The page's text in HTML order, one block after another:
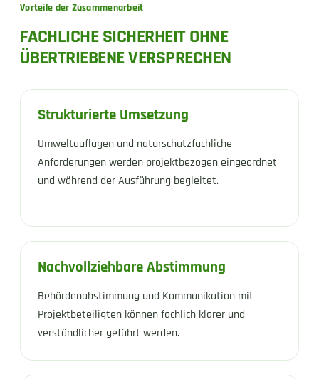
Vorteile der Zusammenarbeit
FACHLICHE SICHERHEIT OHNE
ÜBERTRIEBENE VERSPRECHEN
Strukturierte Umsetzung
Umweltauflagen und naturschutzfachliche
Anforderungen werden projektbezogen eingeordnet
und während der Ausführung begleitet.
Nachvollziehbare Abstimmung
Behördenabstimmung und Kommunikation mit
Projektbeteiligten können fachlich klarer und
verständlicher geführt werden.